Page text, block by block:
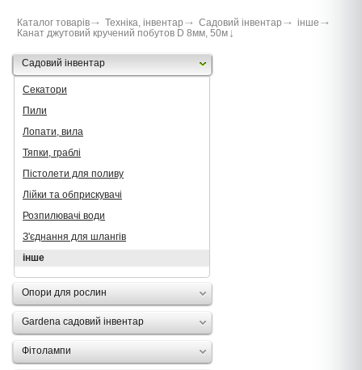
Каталог товарів Техніка, інвентар Садовий інвентар
інше
Канат джутовий кручений побутов D 8мм, 50м
Садовий інвентар
Секатори
Пили
Лопати, вила
Тяпки, граблі
Пістолети для поливу
Лійки та обприскувачі
Розпилювачі води
З'єднання для шлангів
інше
Опори для рослин
Gardena садовий інвентар
Фітолампи